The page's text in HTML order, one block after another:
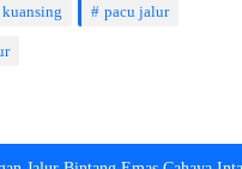
kuansing pacu jalur